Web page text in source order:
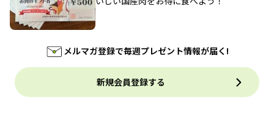
メルマガ登録で毎週プレゼント情報が届く!
新規会員登録する